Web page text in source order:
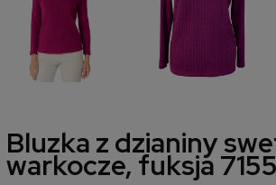
Bluzka z dzianiny
warkocze, fuksja 7155